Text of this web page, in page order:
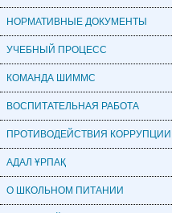
НОРМАТИВНЫЕ ДОКУМЕНТЫ
УЧЕБНЫЙ ПРОЦЕСС
КОМАНДА ШИММС
ВОСПИТАТЕЛЬНАЯ РАБОТА
ПРОТИВОДЕЙСТВИЯ КОРРУПЦИИ
АДАЛ ҰРПАҚ
О ШКОЛЬНОМ ПИТАНИИ